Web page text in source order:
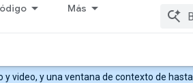
Más
y video, y una ventana de contexto de hasta